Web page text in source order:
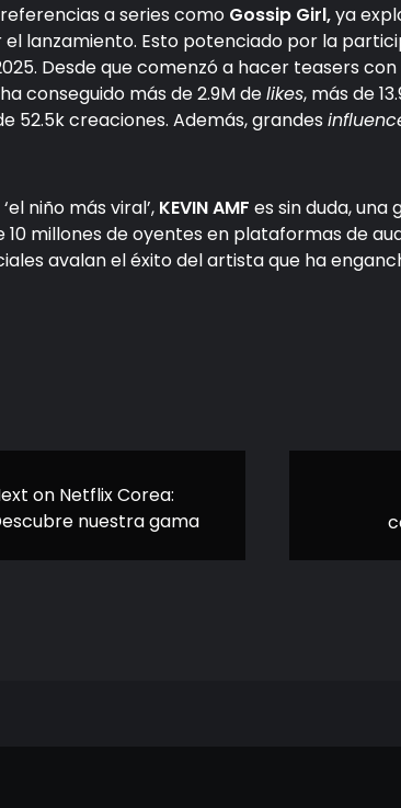
a series como Gossip Girl,ya
lanzamiento. Esto potenciado por la
Desde que comenzó a hacer teasers con
conseguido más de 2.9M delikes, más de
52.5k creaciones. Además, grandes
niño más viral’, KEVIN AMF es sin duda,
10 millones de oyentes en plataformas de
avalan el éxito del artista que ha
on Netflix Corea:
nuestra gama